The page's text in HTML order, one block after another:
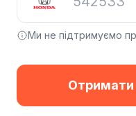
Ми не підтримуємо
Отримати